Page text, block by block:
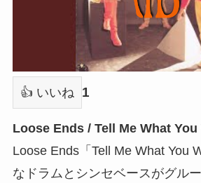
👍 いいね 1
Loose Ends / Tell Me What You
Loose Ends「Tell Me What You
なドラムとシンセベースがグル